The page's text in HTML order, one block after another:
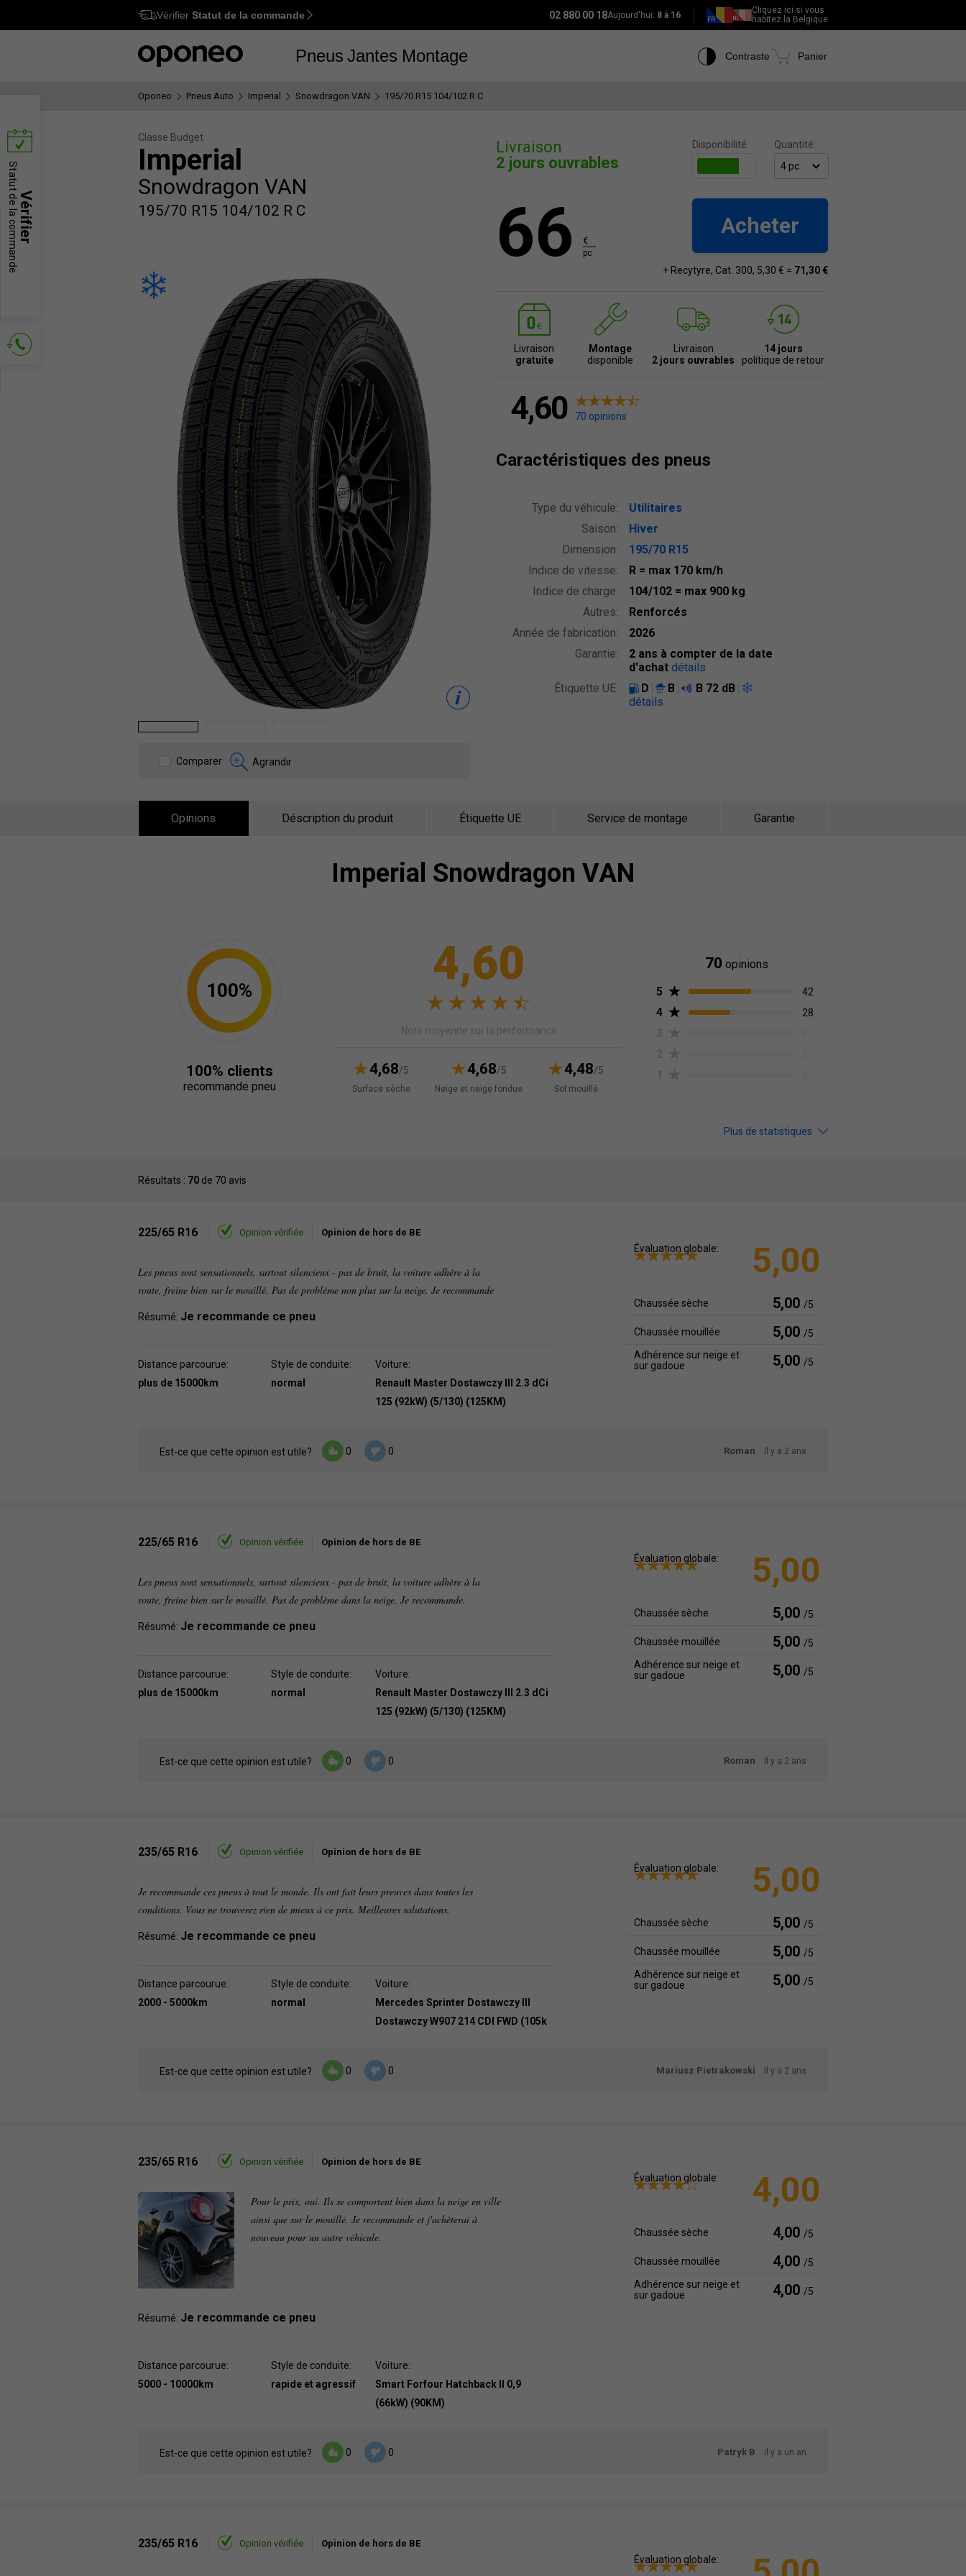
Ctrl M
Vérifier Statut de la commande 02 880 00 18Aujourd'hui: 8 à 16
Cliquez ici si vous
habitez la Belgique
Pneus Jantes Montage Contraste Panier
Oponeo Pneus Auto Imperial Snowdragon VAN 195/70 R15 104/102 R C
Classe Budget
Imperial
Snowdragon VAN
195/70 R15 104/102 R C
Comparer Agrandir
Livraison
2 jours ouvrables
Disponibilité: Quantité:
66
€
pc
Acheter
+ Recytyre, Cat. 300, 5,30 € = 71,30 €
Livraison
gratuite
Montage
disponible
Livraison
2 jours ouvrables
14 jours
politique de retour
4,60 70 opinions
Caractéristiques des pneus
Type du véhicule:
Utilitaires
Saison:
Hiver
Dimension:
195/70 R15
Indice de vitesse:
R = max 170 km/h
Indice de charge:
104/102 = max 900 kg
Autres:
Renforcés
Année de fabrication:
2026
Garantie:
2 ans à compter de la date
d'achat détails
Étiquette UE:
D B B 72 dB
détails
Opinions Déscription du produit Étiquette UE Service de montage Garantie
Imperial Snowdragon VAN
4,60
Note moyenne sur la performance
4,68/5
Surface sèche
4,68/5
Neige et neige fondue
4,48/5
Sol mouillé
100%
100% clients
recommande pneu
70 opinions
5
42
4 28
Plus de statistiques
Résultats : 70 de 70 avis
225/65 R16 Opinion vérifiée Opinion de hors de BE
Les pneus sont sensationnels, surtout silencieux - pas de bruit, la voiture adhère à la
route, freine bien sur le mouillé. Pas de problème non plus sur la neige. Je recommande
Résumé: Je recommande ce pneu
Distance parcourue:
plus de 15000km
Style de conduite:
normal
Voiture:
Renault Master Dostawczy III 2.3 dCi
125 (92kW) (5/130) (125KM)
Évaluation globale: 5,00
Chaussée sèche 5,00 /5
Chaussée mouillée 5,00 /5
Adhérence sur neige et
sur gadoue
5,00 /5
Est-ce que cette opinion est utile? 0 0 Roman Il y a 2 ans
225/65 R16 Opinion vérifiée Opinion de hors de BE
Les pneus sont sensationnels, surtout silencieux - pas de bruit, la voiture adhère à la
route, freine bien sur le mouillé. Pas de problème dans la neige. Je recommande.
Résumé: Je recommande ce pneu
Distance parcourue:
plus de 15000km
Style de conduite:
normal
Voiture:
Renault Master Dostawczy III 2.3 dCi
125 (92kW) (5/130) (125KM)
Évaluation globale: 5,00
Chaussée sèche 5,00 /5
Chaussée mouillée 5,00 /5
Adhérence sur neige et
sur gadoue
5,00 /5
Est-ce que cette opinion est utile? 0 0 Roman Il y a 2 ans
235/65 R16 Opinion vérifiée Opinion de hors de BE
Je recommande ces pneus à tout le monde. Ils ont fait leurs preuves dans toutes les
conditions. Vous ne trouverez rien de mieux à ce prix. Meilleures salutations.
Résumé: Je recommande ce pneu
Distance parcourue:
2000 - 5000km
Style de conduite:
normal
Voiture:
Mercedes Sprinter Dostawczy III
Dostawczy W907 214 CDI FWD (105k
Évaluation globale: 5,00
Chaussée sèche 5,00 /5
Chaussée mouillée 5,00 /5
Adhérence sur neige et
sur gadoue
5,00 /5
Est-ce que cette opinion est utile? 0 0 Mariusz Pietrakowski Il y a 2 ans
235/65 R16 Opinion vérifiée Opinion de hors de BE
Pour le prix, oui. Ils se comportent bien dans la neige en ville
ainsi que sur le mouillé. Je recommande et j'achèterai à
nouveau pour un autre véhicule.
Résumé: Je recommande ce pneu
Distance parcourue:
5000 - 10000km
Style de conduite:
rapide et agressif
Voiture:
Smart Forfour Hatchback II 0,9
(66kW) (90KM)
Évaluation globale: 4,00
Chaussée sèche 4,00 /5
Chaussée mouillée 4,00 /5
Adhérence sur neige et
sur gadoue
4,00 /5
Est-ce que cette opinion est utile? 0 0 Patryk B il y a un an
235/65 R16 Opinion vérifiée Opinion de hors de BE
Évaluation globale:
Vérifier
Statut de la commande